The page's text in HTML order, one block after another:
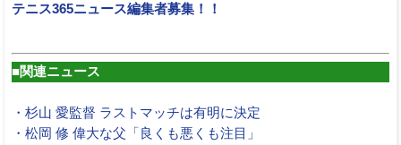
テニス365ニュース編集者募集！！
■関連ニュース
・杉山 愛監督 ラストマッチは有明に決定
・松岡 修 偉大な父「良くも悪くも注目」